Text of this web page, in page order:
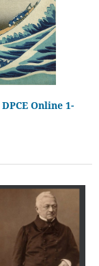
Online 1-